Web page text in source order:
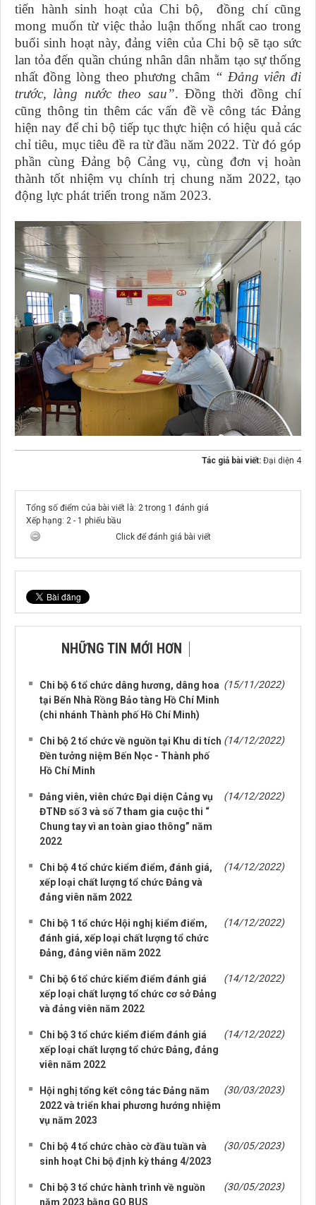
tiến hành sinh hoạt của Chi bộ, đồng chí cũng
mong muốn từ việc thảo luận thống nhất cao trong
buổi sinh hoạt này, đảng viên của Chi bộ sẽ tạo sức
lan tỏa đến quần chúng nhân dân nhằm tạo sự thống
nhất đồng lòng theo phương châm “ Đảng viên đi
trước, làng nước theo sau”. Đồng thời đồng chí
cũng thông tin thêm các vấn đề về công tác Đảng
hiện nay để chi bộ tiếp tục thực hiện có hiệu quả các
chỉ tiêu, mục tiêu đề ra từ đầu năm 2022. Từ đó góp
phần cùng Đảng bộ Cảng vụ, cùng đơn vị hoàn
thành tốt nhiệm vụ chính trị chung năm 2022, tạo
động lực phát triển trong năm 2023.
Tác giả bài viết: Đại diện 4
Tổng số điểm của bài viết là: 2 trong 1 đánh giá
Xếp hạng: 2 - 1 phiếu bầu
Click để đánh giá bài viết
NHỮNG TIN MỚI HƠN
Chi bộ 6 tổ chức dâng hương, dâng hoa
tại Bến Nhà Rồng Bảo tàng Hồ Chí Minh
(chi nhánh Thành phố Hồ Chí Minh)
(15/11/2022)
Chi bộ 2 tổ chức về nguồn tại Khu di tích
Đền tưởng niệm Bến Nọc - Thành phố
Hồ Chí Minh
(14/12/2022)
Đảng viên, viên chức Đại diện Cảng vụ
ĐTNĐ số 3 và số 7 tham gia cuộc thi “
Chung tay vì an toàn giao thông” năm
2022
(14/12/2022)
Chi bộ 4 tổ chức kiểm điểm, đánh giá,
xếp loại chất lượng tổ chức Đảng và
đảng viên năm 2022
(14/12/2022)
Chi bộ 1 tổ chức Hội nghị kiểm điểm,
đánh giá, xếp loại chất lượng tổ chức
Đảng, đảng viên năm 2022
(14/12/2022)
Chi bộ 6 tổ chức kiểm điểm đánh giá
xếp loại chất lượng tổ chức cơ sở Đảng
và đảng viên năm 2022
(14/12/2022)
Chi bộ 3 tổ chức kiểm điểm đánh giá
xếp loại chất lượng tổ chức Đảng, đảng
viên năm 2022
(14/12/2022)
Hội nghị tổng kết công tác Đảng năm
2022 và triển khai phương hướng nhiệm
vụ năm 2023
(30/03/2023)
Chi bộ 4 tổ chức chào cờ đầu tuần và
sinh hoạt Chi bộ định kỳ tháng 4/2023
(30/05/2023)
Chi bộ 3 tổ chức hành trình về nguồn
năm 2023 bằng GO BUS
(30/05/2023)